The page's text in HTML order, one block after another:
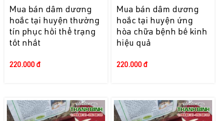
Mua bán dâm dương
hoắc tại huyện thường
tín phục hồi thể trạng
tốt nhất
220.000 đ
Mua bán dâm dương
hoắc tại huyện ứng
hòa chữa bệnh bế kinh
hiệu quả
220.000 đ